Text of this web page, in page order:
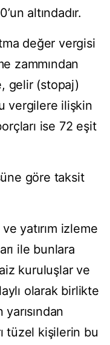
altındadır.
değer vergisi
zammından
gelir (stopaj)
vergilere ilişkin
ise 72 eşit
göre taksit
yatırım izleme
ile bunlara
kuruluşlar ve
olarak birlikte
tüzel kişilerin bu